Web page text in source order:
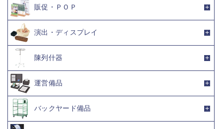
販促・ＰＯＰ
演出・ディスプレイ
陳列什器
運営備品
バックヤード備品